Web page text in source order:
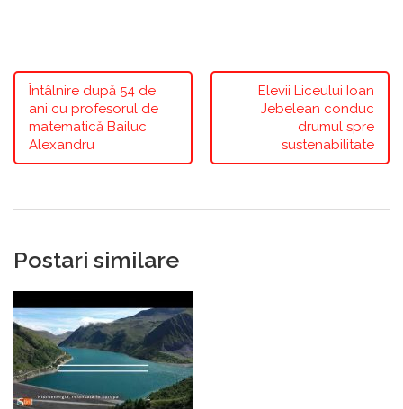
Întâlnire după 54 de
ani cu profesorul de
matematică Bailuc
Alexandru
Elevii Liceului Ioan
Jebelean conduc
drumul spre
sustenabilitate
Postari similare